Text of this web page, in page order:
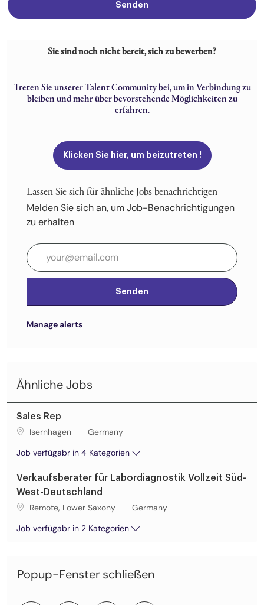
Senden
Sie sind noch nicht bereit, sich zu bewerben?
Treten Sie unserer Talent Community bei, um in Verbindung zu
bleiben und mehr über bevorstehende Möglichkeiten zu
erfahren.
Klicken Sie hier, um beizutreten !
Lassen Sie sich für ähnliche Jobs benachrichtigen
Melden Sie sich an, um Job-Benachrichtigungen
zu erhalten
E-Mail-Adresse eingeben (erforderlich)
Senden
Manage alerts
Ähnliche Jobs
Sales Rep
Ort Isernhagen
Germany
Job verfügabr in 4 Kategorien
Verkaufsberater für Labordiagnostik Vollzeit Süd-
West-Deutschland
Ort Remote, Lower Saxony
Germany
Job verfügabr in 2 Kategorien
Popup-Fenster schließen